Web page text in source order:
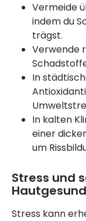
Vermeide
indem du
trägst.
Verwende
In
In kalten
einer
um
Stress und
Stress kann